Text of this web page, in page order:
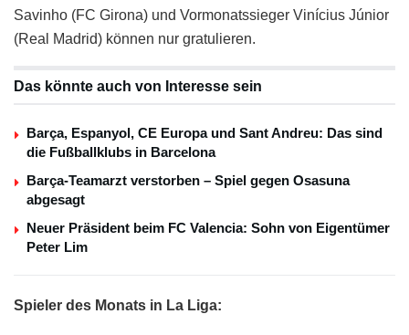
Savinho (FC Girona) und Vormonatssieger Vinícius Júnior
(Real Madrid) können nur gratulieren.
Das könnte auch von Interesse sein
Barça, Espanyol, CE Europa und Sant Andreu: Das sind
die Fußballklubs in Barcelona
Barça-Teamarzt verstorben – Spiel gegen Osasuna
abgesagt
Neuer Präsident beim FC Valencia: Sohn von Eigentümer
Peter Lim
Spieler des Monats in La Liga: